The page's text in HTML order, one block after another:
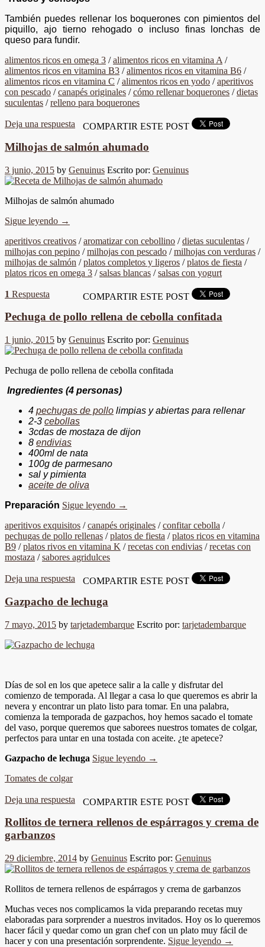
También puedes rellenar los boquerones con pimientos del
piquillo, ajo tierno rehogado o incluso finas lonchas de
queso para fundir.
alimentos ricos en omega 3 /alimentos ricos en vitamina A /
alimentos ricos en vitamina B3 /alimentos ricos en vitamina B6 /
alimentos ricos en vitamina C /alimentos ricos en yodo /aperitivos
con pescado /canapés originales /cómo rellenar boquerones /dietas
suculentas /relleno para boquerones
Deja una respuesta COMPARTIR ESTE POST
Milhojas de salmón ahumado
3 junio, 2015 by Genuinus Escrito por: Genuinus
Milhojas de salmón ahumado
Sigue leyendo →
aperitivos creativos /aromatizar con cebollino /dietas suculentas /
milhojas con pepino /milhojas con pescado /milhojas con verduras /
milhojas de salmón /platos completos y ligeros /platos de fiesta /
platos ricos en omega 3 /salsas blancas /salsas con yogurt
1 Respuesta COMPARTIR ESTE POST
Pechuga de pollo rellena de cebolla confitada
1 junio, 2015 by Genuinus Escrito por: Genuinus
Pechuga de pollo rellena de cebolla confitada
Ingredientes (4 personas)
4 pechugas de pollo limpias y abiertas para rellenar
2-3 cebollas
3cdas de mostaza de dijon
8 endivias
400ml de nata
100g de parmesano
sal y pimienta
aceite de oliva
Preparación Sigue leyendo →
aperitivos exquisitos /canapés originales /confitar cebolla /
pechugas de pollo rellenas /platos de fiesta /platos ricos en vitamina
B9 /platos rivos en vitamina K /recetas con endivias /recetas con
mostaza /sabores agridulces
Deja una respuesta COMPARTIR ESTE POST
Gazpacho de lechuga
7 mayo, 2015 by tarjetadembarque Escrito por: tarjetadembarque
Días de sol en los que apetece salir a la calle y disfrutar del
comienzo de temporada. Al llegar a casa lo que queremos es abrir la
nevera y encontrar un plato listo para tomar. En una palabra,
comienza la temporada de gazpachos, hoy hemos sacado el tomate
del vaso, porque queremos que saborees nuestros tomates de colgar,
perfectos para untar en una tostada con aceite. ¿te apetece?
Gazpacho de lechuga Sigue leyendo →
Tomates de colgar
Deja una respuesta COMPARTIR ESTE POST
Rollitos de ternera rellenos de espárragos y crema de
garbanzos
29 diciembre, 2014 by Genuinus Escrito por: Genuinus
Rollitos de ternera rellenos de espárragos y crema de garbanzos
Muchas veces nos complicamos la vida preparando recetas muy
elaboradas para sorprender a nuestros invitados. Hoy os lo queremos
hacer fácil y quedar como un gran chef con un plato muy fácil de
hacer y con una presentación sorprendente. Sigue leyendo →